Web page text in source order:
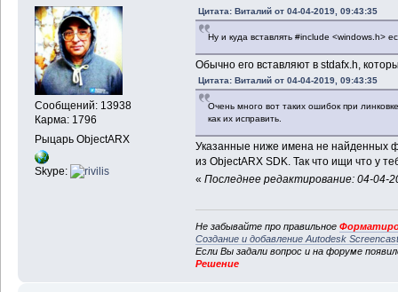
Сообщений: 13938
Карма: 1796
Рыцарь ObjectARX
Skype:
Цитата: Виталий от 04-04-2019, 09:43:35
Ну и куда вставлять #include <windows.h>
Обычно его вставляют в stdafx.h,
Цитата: Виталий от 04-04-2019, 09:43:35
Очень много вот таких ошибок при
как их исправить.
Указанные ниже имена не найденных
из ObjectARX SDK. Так что ищи что у
« Последнее редактирование: 04-04-
Не забывайте про правильное
Создание и добавление Autodesk
Если Вы задали вопрос и на форуме
Решение